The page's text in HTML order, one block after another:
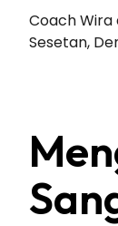
Coach Wira
Sesetan,